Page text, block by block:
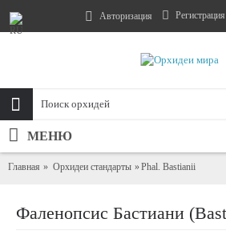
Авторизация Регистрация
МЕНЮ
Главная Орхидеи стандарты Phal. Bastianii
Фаленопсис Бастиани